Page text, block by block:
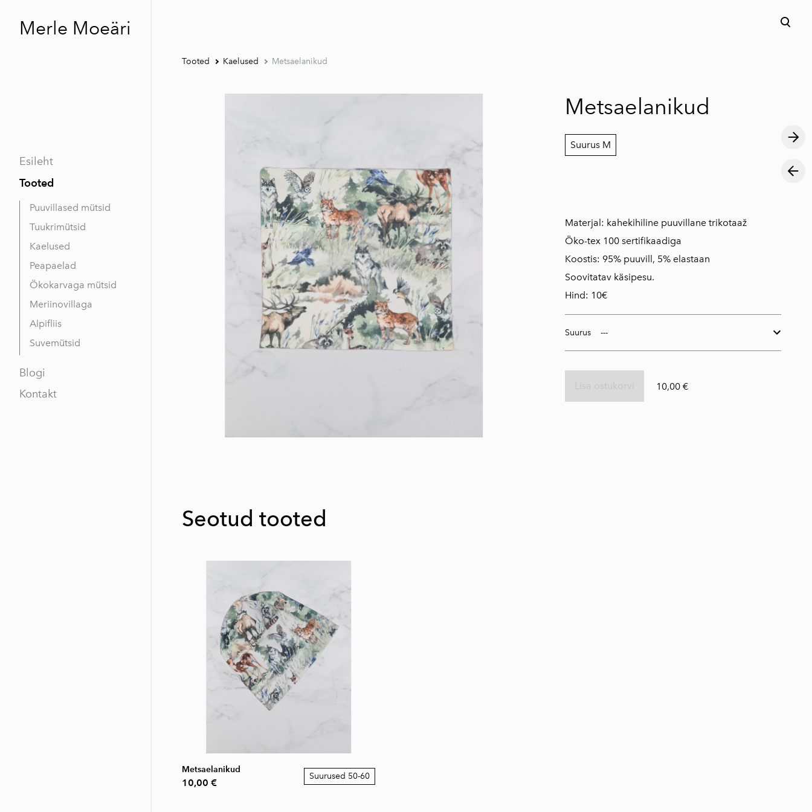
Merle Moeäri
Esileht
Tooted
Puuvillased mütsid
Tuukrimütsid
Kaelused
Peapaelad
Ökokarvaga mütsid
Meriinovillaga
Alpifliis
Suvemütsid
Blogi
Kontakt
Tooted Kaelused Metsaelanikud
Metsaelanikud
Suurus M
Materjal: kahekihiline puuvillane trikotaaž
Öko-tex 100 sertifikaadiga
Koostis: 95% puuvill, 5% elastaan
Soovitatav käsipesu.
Hind: 10€
Suurus
10,00 €
Seotud tooted
Metsaelanikud
10,00 €
Suurused 50-60